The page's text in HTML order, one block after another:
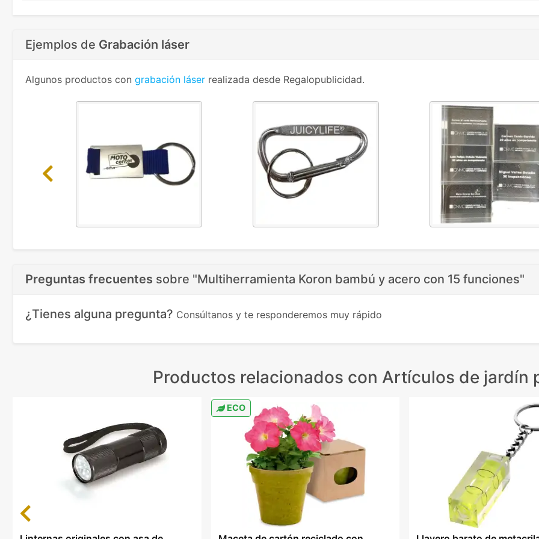
Ejemplos de Grabación láser
Algunos productos con grabación láser realizada desde Regalopublicidad.
Previous
Preguntas frecuentes sobre "Multiherramienta Koron bambú y acero con 15 funciones"
¿Tienes alguna pregunta? Consúltanos y te responderemos muy rápido
Productos relacionados con Artículos de jardín
ECO
Previous